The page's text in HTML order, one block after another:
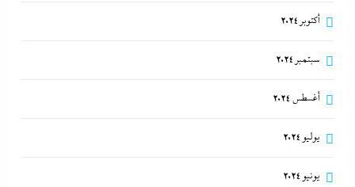
أكتوبر 2024
سبتمبر 2024
أغسطس 2024
يوليو 2024
يونيو 2024